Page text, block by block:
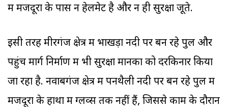
में मजदूरों के पास न हेलमेट है और न ही सुरक्षा जूते.
इसी तरह मीरगंज क्षेत्र में भाखड़ा नदी पर बन रहे पुल और
पहुंच मार्ग निर्माण में भी सुरक्षा मानकों को दरकिनार किया
जा रहा है. नवाबगंज क्षेत्र में पनथैली नदी पर बन रहे पुल में
मजदूरों के हाथों में ग्लव्स तक नहीं हैं, जिससे काम के दौरान